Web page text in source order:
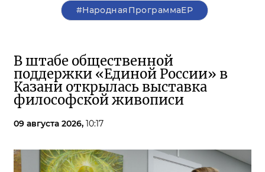
#НароднаяПрограммаЕР
В штабе общественной
поддержки «Единой России» в
Казани открылась выставка
философской живописи
09 августа 2026, 10:17